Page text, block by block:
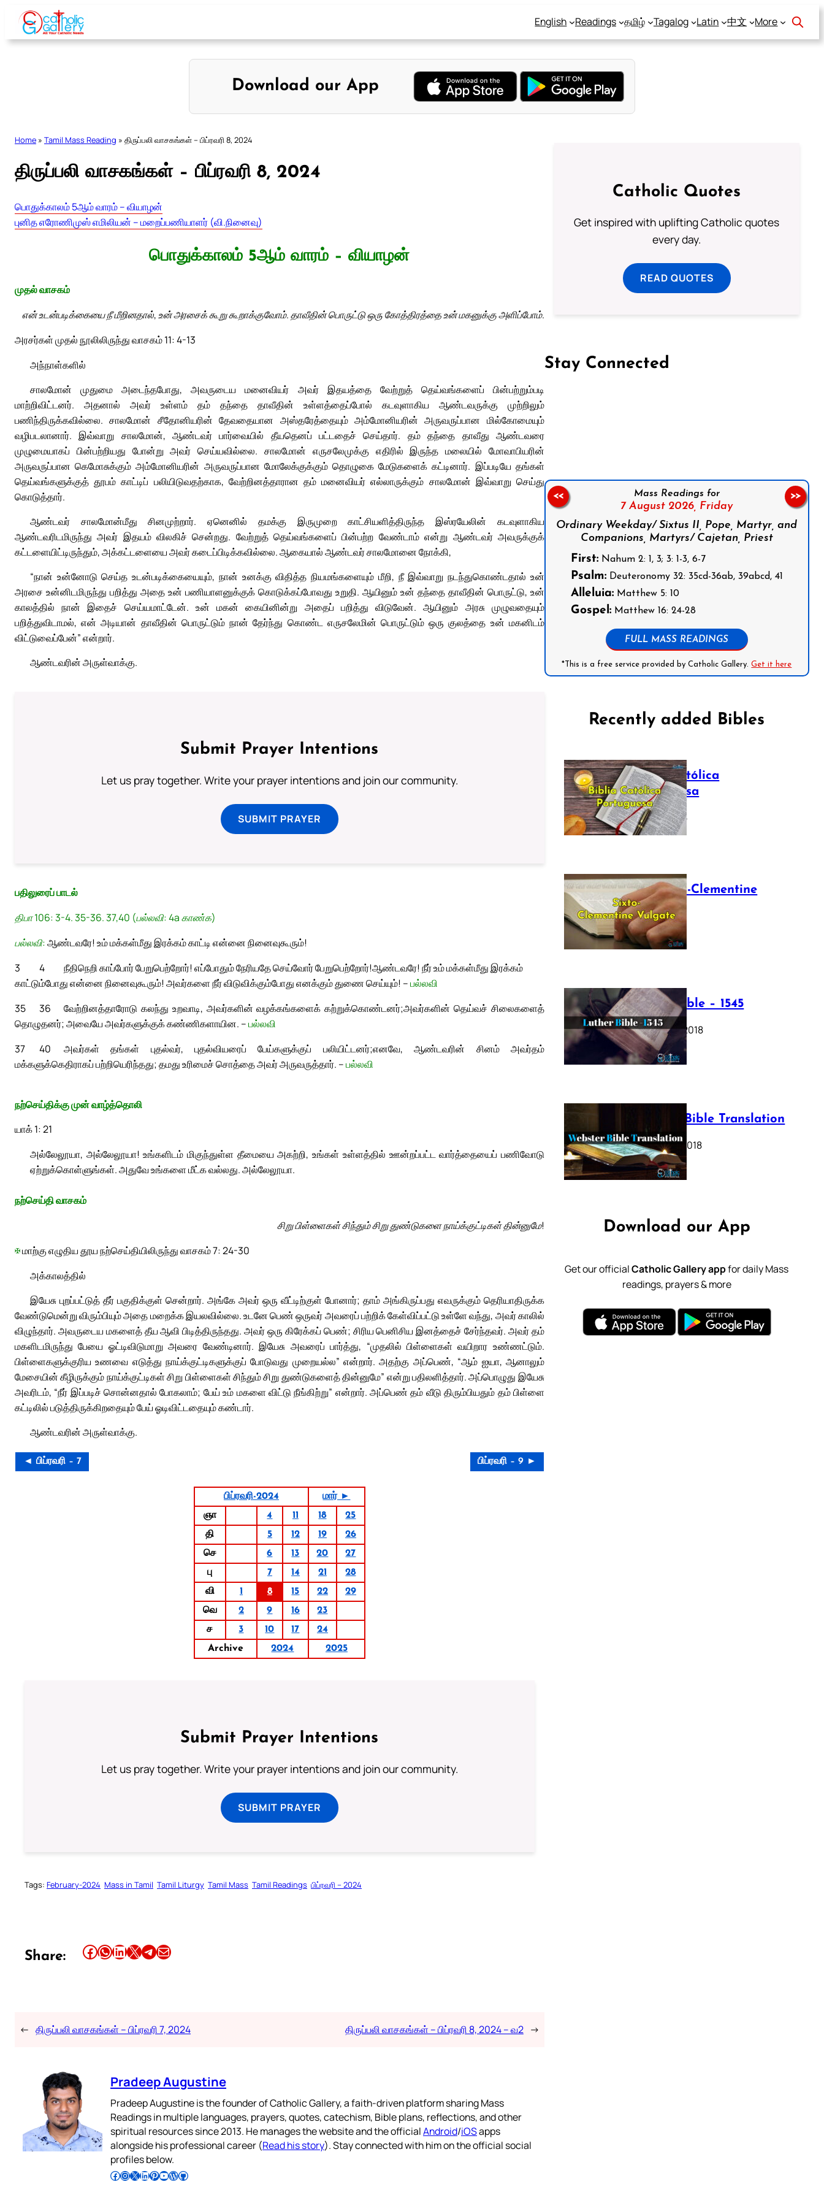
Skip
content
English Readings தமிழ் Tagalog Latin 中文 More
Download our App
Home » Tamil Mass Reading » திருப்பலி வாசகங்கள் – பிப்ரவரி 8, 2024
திருப்பலி வாசகங்கள் – பிப்ரவரி 8, 2024
பொதுக்காலம் 5ஆம் வாரம் – வியாழன்
புனித எரோணிமுஸ் எமிலியன் – மறைப்பணியாளர் (வி.நினைவு)
பொதுக்காலம் 5ஆம் வாரம் – வியாழன்
முதல் வாசகம்
என் உடன்படிக்கையை நீ மீறினதால், உன் அரசைக் கூறு கூறாக்குவோம். தாவீதின் பொருட்டு ஒரு கோத்திரத்தை உன் மகனுக்கு அளிப்போம்.
அரசர்கள் முதல் நூலிலிருந்து வாசகம் 11: 4-13
அந்நாள்களில்
சாலமோன் முதுமை அடைந்தபோது, அவருடைய மனைவியர் அவர் இதயத்தை வேற்றுத் தெய்வங்களைப் பின்பற்றும்படி
மாற்றிவிட்டனர். அதனால் அவர் உள்ளம் தம் தந்தை தாவீதின் உள்ளத்தைப்போல் கடவுளாகிய ஆண்டவருக்கு முற்றிலும்
பணிந்திருக்கவில்லை. சாலமோன் சீதோனியரின் தேவதையான அஸ்தரேத்தையும் அம்மோனியரின் அருவருப்பான மில்கோமையும்
வழிபடலானார். இவ்வாறு சாலமோன், ஆண்டவர் பார்வையில் தீயதெனப் பட்டதைச் செய்தார். தம் தந்தை தாவீது ஆண்டவரை
முழுமையாகப் பின்பற்றியது போன்று அவர் செய்யவில்லை. சாலமோன் எருசலேமுக்கு எதிரில் இருந்த மலையில் மோவாபியரின்
அருவருப்பான கெமோசுக்கும் அம்மோனியரின் அருவருப்பான மோலேக்குக்கும் தொழுகை மேடுகளைக் கட்டினார். இப்படியே தங்கள்
தெய்வங்களுக்குத் தூபம் காட்டிப் பலியிடுவதற்காக, வேற்றினத்தாரான தம் மனைவியர் எல்லாருக்கும் சாலமோன் இவ்வாறு செய்து
கொடுத்தார்.
ஆண்டவர் சாலமோன்மீது சினமுற்றார். ஏனெனில் தமக்கு இருமுறை காட்சியளித்திருந்த இஸ்ரயேலின் கடவுளாகிய
ஆண்டவரிடமிருந்து அவர் இதயம் விலகிச் சென்றது. வேற்றுத் தெய்வங்களைப் பின்பற்ற வேண்டாம் என்று ஆண்டவர் அவருக்குக்
கட்டளையிட்டிருந்தும், அக்கட்டளையை அவர் கடைப்பிடிக்கவில்லை. ஆகையால் ஆண்டவர் சாலமோனை நோக்கி,
“நான் உன்னோடு செய்த உடன்படிக்கையையும், நான் உனக்கு விதித்த நியமங்களையும் மீறி, நீ இவ்வாறு நடந்துகொண்டதால் உன்
அரசை உன்னிடமிருந்து பறித்து அதை உன் பணியாளனுக்குக் கொடுக்கப்போவது உறுதி. ஆயினும் உன் தந்தை தாவீதின் பொருட்டு, உன்
காலத்தில் நான் இதைச் செய்யமாட்டேன். உன் மகன் கையினின்று அதைப் பறித்து விடுவேன். ஆயினும் அரசு முழுவதையும்
பறித்துவிடாமல், என் அடியான் தாவீதின் பொருட்டும் நான் தேர்ந்து கொண்ட எருசலேமின் பொருட்டும் ஒரு குலத்தை உன் மகனிடம்
விட்டுவைப்பேன்” என்றார்.
ஆண்டவரின் அருள்வாக்கு.
Submit Prayer Intentions
Let us pray together. Write your prayer intentions and join our community.
SUBMIT PRAYER
பதிலுரைப் பாடல்
திபா 106: 3-4. 35-36. 37,40 (பல்லவி: 4a காண்க)
பல்லவி:ஆண்டவரே! உம் மக்கள்மீது இரக்கம் காட்டி என்னை நினைவுகூரும்!
3
நீதிநெறி காப்போர் பேறுபெற்றோர்! எப்போதும் நேரியதே செய்வோர் பேறுபெற்றோர்!
4
ஆண்டவரே! நீர் உம் மக்கள்மீது இரக்கம்
காட்டும்போது என்னை நினைவுகூரும்! அவர்களை நீர் விடுவிக்கும்போது எனக்கும் துணை செய்யும்! –பல்லவி
35
வேற்றினத்தாரோடு கலந்து உறவாடி, அவர்களின் வழக்கங்களைக் கற்றுக்கொண்டனர்;
36
அவர்களின் தெய்வச் சிலைகளைத்
தொழுதனர்; அவையே அவர்களுக்குக் கண்ணிகளாயின. –பல்லவி
37
அவர்கள் தங்கள் புதல்வர், புதல்வியரைப் பேய்களுக்குப் பலியிட்டனர்;
40
எனவே, ஆண்டவரின் சினம் அவர்தம்
மக்களுக்கெதிராகப் பற்றியெரிந்தது; தமது உரிமைச் சொத்தை அவர் அருவருத்தார். –பல்லவி
நற்செய்திக்கு முன் வாழ்த்தொலி
யாக் 1: 21
அல்லேலூயா, அல்லேலூயா! உங்களிடம் மிகுந்துள்ள தீமையை அகற்றி, உங்கள் உள்ளத்தில் ஊன்றப்பட்ட வார்த்தையைப் பணிவோடு
ஏற்றுக்கொள்ளுங்கள். அதுவே உங்களை மீட்க வல்லது. அல்லேலூயா.
நற்செய்தி வாசகம்
சிறு பிள்ளைகள் சிந்தும் சிறு துண்டுகளை நாய்க்குட்டிகள் தின்னுமே!
✠மாற்கு எழுதிய தூய நற்செய்தியிலிருந்து வாசகம் 7: 24-30
அக்காலத்தில்
இயேசு புறப்பட்டுத் தீர் பகுதிக்குள் சென்றார். அங்கே அவர் ஒரு வீட்டிற்குள் போனார்; தாம் அங்கிருப்பது எவருக்கும் தெரியாதிருக்க
வேண்டுமென்று விரும்பியும் அதை மறைக்க இயலவில்லை. உடனே பெண் ஒருவர் அவரைப் பற்றிக் கேள்விப்பட்டு உள்ளே வந்து, அவர் காலில்
விழுந்தார். அவருடைய மகளைத் தீய ஆவி பிடித்திருந்தது. அவர் ஒரு கிரேக்கப் பெண்; சிரிய பெனிசிய இனத்தைச் சேர்ந்தவர். அவர் தம்
மகளிடமிருந்து பேயை ஓட்டிவிடுமாறு அவரை வேண்டினார். இயேசு அவரைப் பார்த்து, “முதலில் பிள்ளைகள் வயிறார உண்ணட்டும்.
பிள்ளைகளுக்குரிய உணவை எடுத்து நாய்க்குட்டிகளுக்குப் போடுவது முறையல்ல” என்றார். அதற்கு அப்பெண், “ஆம் ஐயா, ஆனாலும்
மேசையின் கீழிருக்கும் நாய்க்குட்டிகள் சிறு பிள்ளைகள் சிந்தும் சிறு துண்டுகளைத் தின்னுமே” என்று பதிலளித்தார். அப்பொழுது இயேசு
அவரிடம், “நீர் இப்படிச் சொன்னதால் போகலாம்; பேய் உம் மகளை விட்டு நீங்கிற்று” என்றார். அப்பெண் தம் வீடு திரும்பியதும் தம் பிள்ளை
கட்டிலில் படுத்திருக்கிறதையும் பேய் ஓடிவிட்டதையும் கண்டார்.
ஆண்டவரின் அருள்வாக்கு.
◄ பிப்ரவரி – 7 பிப்ரவரி – 9 ►
பிப்ரவரி-2024
மார் ►
ஞா
4 11 18
25
தி
5 12 19
26
செ
6 13 20
27
பு
7 14 21
28
வி
1 8 15 22
29
வெ
2 9 16
23
ச
3 10 17
24
Archive
2024 2025
Submit Prayer Intentions
Let us pray together. Write your prayer intentions and join our community.
SUBMIT PRAYER
Tags: February-2024 Mass in Tamil Tamil Liturgy Tamil Mass Tamil Readings பிப்ரவரி – 2024
Share: Share this article on Facebook Share this article on WhatsApp Share this article on LinkedIn Share this article on X Share this article on TelegramEmail this Article
← திருப்பலி வாசகங்கள் – பிப்ரவரி 7, 2024 திருப்பலி வாசகங்கள் – பிப்ரவரி 8, 2024 – வ2 →
Pradeep Augustine
Pradeep Augustine is the founder of Catholic Gallery, a faith-driven platform sharing Mass
Readings in multiple languages, prayers, quotes, catechism, Bible plans, reflections, and other
spiritual resources since 2013. He manages the website and the officialAndroid/iOSapps
alongside his professional career (Read his story). Stay connected with him on the official social
profiles below.
Follow Pradeep on Facebook Follow Pradeep on InstagramFollow Pradeep on X Follow Pradeep on LinkedIn Follow Pradeep on Pinterest Subscribe to Pradeep’s Youtube Channel Follow Pradeep on WordPress Follow Pradeep on GitHub
Catholic Quotes
Get inspired with uplifting Catholic quotes
every day.
READ QUOTES
Stay Connected
Follow us on Facebook
Mass Readings for
7 August 2026, Friday
Ordinary Weekday/ Sixtus II, Pope, Martyr, and
Companions, Martyrs/ Cajetan, Priest
First:Nahum 2: 1, 3; 3: 1-3, 6-7
Psalm:Deuteronomy 32: 35cd-36ab, 39abcd, 41
Alleluia:Matthew 5: 10
Gospel:Matthew 16: 24-28
FULL MASS READINGS
*This is a free service provided by Catholic Gallery.Get it here
<< >>
Recently added Bibles
Bíblia Católica
Portuguesa
July 16, 2025
The Sixto-Clementine
Vulgate
July 12, 2025
Luther Bible – 1545
October 17, 2018
Webster Bible Translation
October 11, 2018
Download our App
Get our officialCatholic Gallery appfor daily Mass
readings, prayers & more